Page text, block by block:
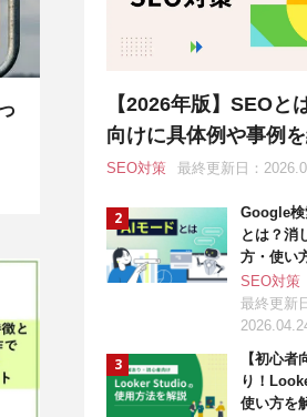
【2026年版】SEOと
向けに具体例や事例
SEO対策 最終更新日：
Google検
とは？消
方・使い
SEO対策
最終更新
【初心者
り！
使い方を